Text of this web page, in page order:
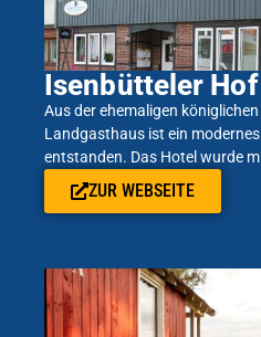
Isenbütteler Hof
Aus der ehemaligen
Landgasthaus ist ein
entstanden. Das Hotel wurde
ZUR WEBSEITE